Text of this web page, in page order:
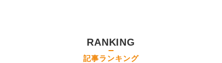
RANKING
記事ランキング